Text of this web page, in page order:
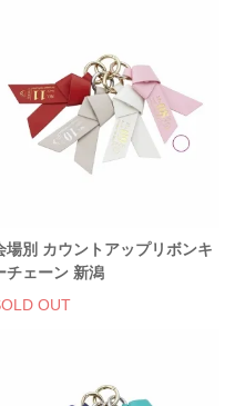
場別 カウントアップリボンキ
チェーン 新潟
OUT